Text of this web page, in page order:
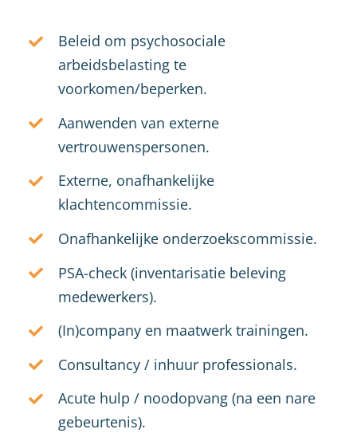
Beleid om psychosociale
arbeidsbelasting te
voorkomen/beperken.
Aanwenden van externe
vertrouwenspersonen.
Externe, onafhankelijke
klachtencommissie.
Onafhankelijke onderzoekscommissie.
PSA-check (inventarisatie beleving
medewerkers).
(In)company en maatwerk trainingen.
Consultancy / inhuur professionals.
Acute hulp / noodopvang (na een nare
gebeurtenis).